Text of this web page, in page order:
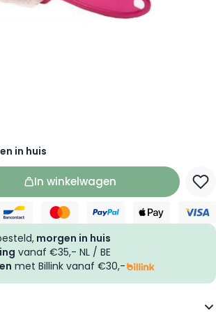
in huis
In winkelwagen
morgen in huis
vanaf €35,- NL / BE
met Billink vanaf €30,-